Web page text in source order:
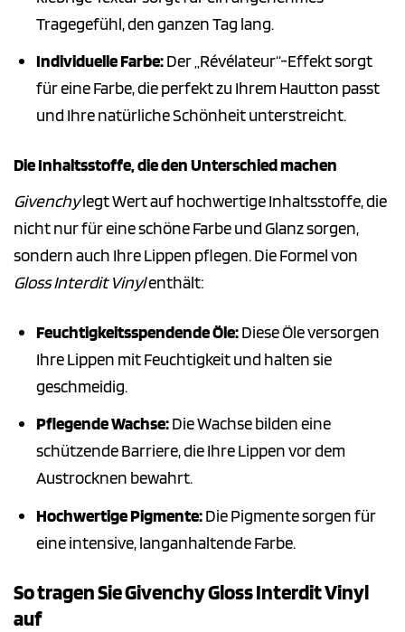
Tragegefühl, den ganzen Tag lang.
Individuelle Farbe:Der „Révélateur“-Effekt sorgt
für eine Farbe, die perfekt zu Ihrem Hautton passt
und Ihre natürliche Schönheit unterstreicht.
Die Inhaltsstoffe, die den Unterschied machen
Givenchylegt Wert auf hochwertige Inhaltsstoffe, die
nicht nur für eine schöne Farbe und Glanz sorgen,
sondern auch Ihre Lippen pflegen. Die Formel von
Gloss Interdit Vinylenthält:
Feuchtigkeitsspendende Öle:Diese Öle versorgen
Ihre Lippen mit Feuchtigkeit und halten sie
geschmeidig.
Pflegende Wachse:Die Wachse bilden eine
schützende Barriere, die Ihre Lippen vor dem
Austrocknen bewahrt.
Hochwertige Pigmente:Die Pigmente sorgen für
eine intensive, langanhaltende Farbe.
So tragen Sie Givenchy Gloss Interdit Vinyl
auf